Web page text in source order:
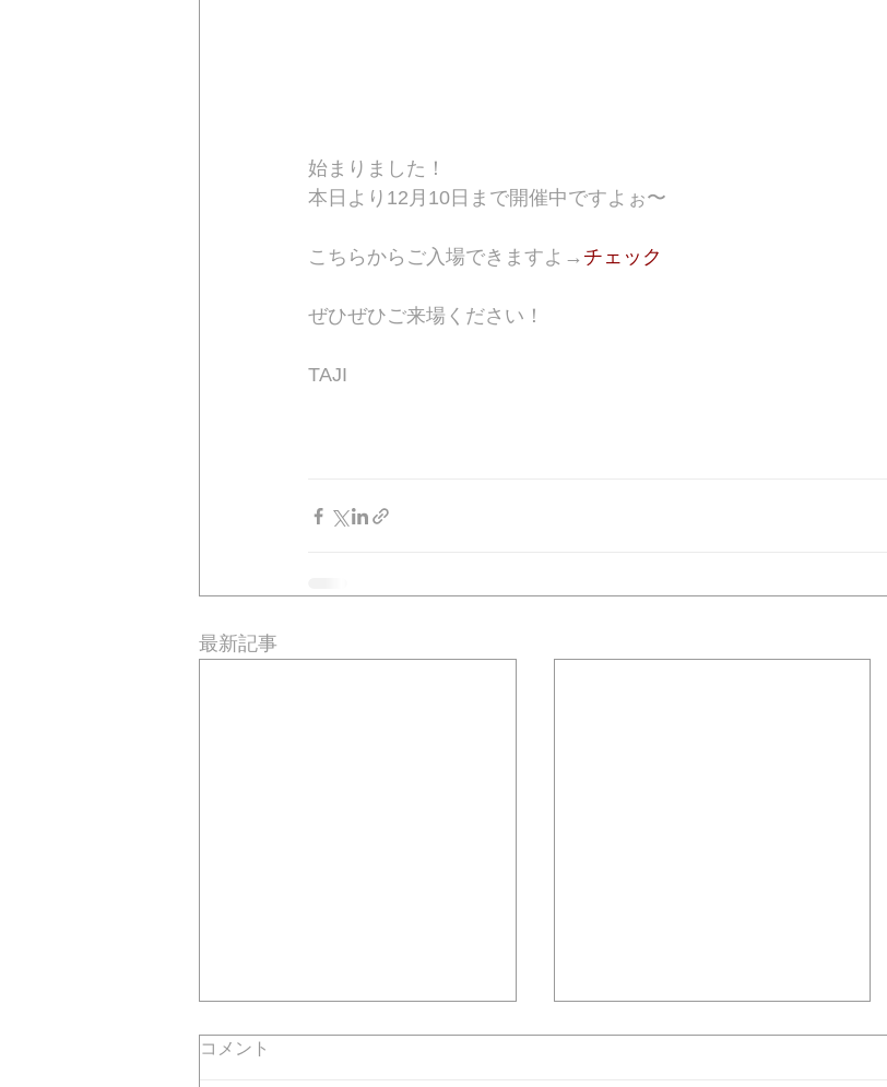
始まりました！
本日より12月10日まで開催中ですよぉ〜
こちらからご入場できますよ→ チェック
ぜひぜひご来場ください！
TAJI
最新記事
コメント